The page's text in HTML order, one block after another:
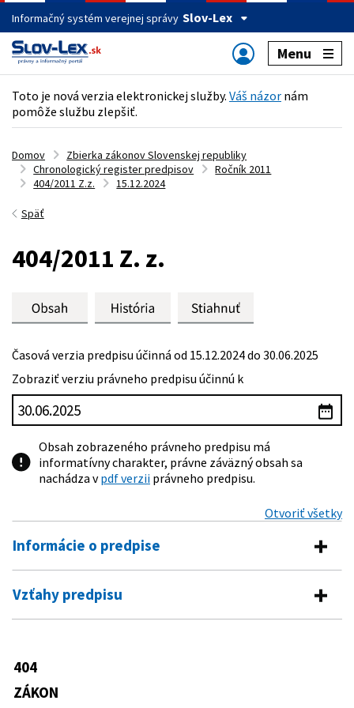
Informačný systém verejnej správy Slov-Lex
Menu
Toto je nová verzia elektronickej služby. Váš názor nám
pomôže službu zlepšiť.
Domov
Zbierka zákonov Slovenskej republiky
Chronologický register predpisov
Ročník 2011
404/2011 Z.z.
15.12.2024
Späť
404/2011 Z. z.
Časová verzia predpisu účinná od 15.12.2024 do 30.06.2025
Zobraziť verziu právneho predpisu účinnú k
Obsah zobrazeného právneho predpisu má
informatívny charakter, právne záväzný obsah sa
nachádza vpdf verzii právneho predpisu.
Otvoriť všetky
Informácie o predpise
Číslo predpisu:
404/2011 Z. z.
Dátum schválenia:
Vzťahy predpisu
Predpis mení
145/1995 Z. z.
404
ZÁKON